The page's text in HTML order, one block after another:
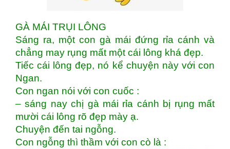
GÀ MÁI TRỤI LÔNG
Sáng ra, một con gà mái đứng rỉa cánh và
chẳng may rụng mất một cái lông khá đẹp.
Tiếc cái lông đẹp, nó kể chuyện này với con
Ngan.
Con ngan nói với con cuốc :
– sáng nay chị gà mái rỉa cánh bị rụng mất
mười cái lông rõ đẹp mày ạ.
Chuyện đến tai ngỗng.
Con ngỗng thì thầm với con cò là :